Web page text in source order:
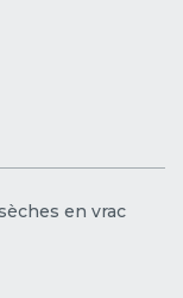
en vrac